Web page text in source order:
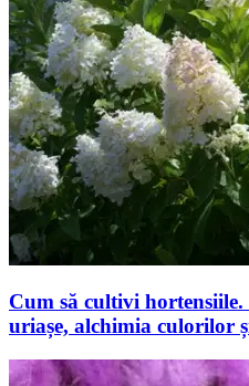
Cum să cultivi
uriașe, alchimia culorilor